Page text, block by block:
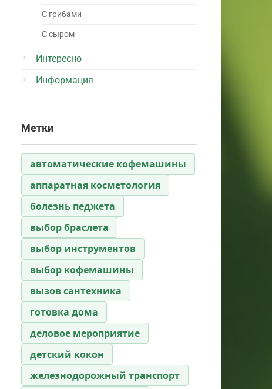
С грибами
С сыром
Интересно
Информация
Метки
автоматические кофемашины
аппаратная косметология
болезнь педжета
выбор браслета
выбор инструментов
выбор кофемашины
вызов сантехника
готовка дома
деловое мероприятие
детский кокон
железнодорожный транспорт